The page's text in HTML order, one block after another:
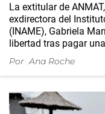
La extitular de
exdirectora del
(INAME), Gabriela
libertad tras pagar
Por Ana Roche